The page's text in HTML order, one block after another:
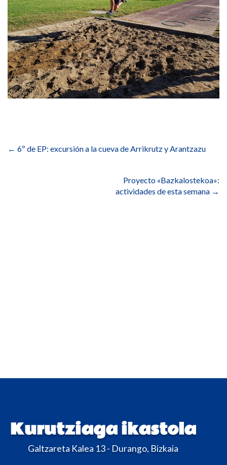
de
← 6º de EP: excursión a la cueva de Arrikrutz y Arantzazu
Proyecto «Bazkalostekoa»:
actividades de esta semana →
Kurutziaga ikastola
Galtzareta Kalea 13 - Durango, Bizkaia